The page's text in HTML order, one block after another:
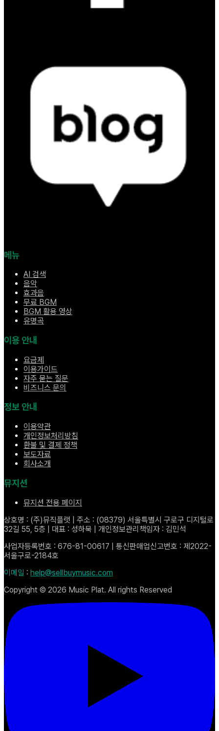
메뉴
AI 검색
음악
효과음
무료 BGM
BGM 활용 영상
유명곡
이용 안내
요금제
이용가이드
자주 묻는 질문
비즈니스 문의
정보 안내
이용약관
개인정보처리방침
환불 및 결제 정책
보도자료
회사소개
뮤지션
뮤지션 전용 페이지
상호명 : (주)뮤직플랫 | 주소 : (08379) 서울특별시 구로구 디지털로
32길 55, 5층 | 대표 : 성하묵 | 개인정보관리책임자 : 김민석
사업자등록번호 : 676-81-00617 | 통신판매업신고번호 : 제2022-
서울구로-2184호
이메일 : help@sellbuymusic.com
Copyright © 2026 Music Plat. All rights Reserved